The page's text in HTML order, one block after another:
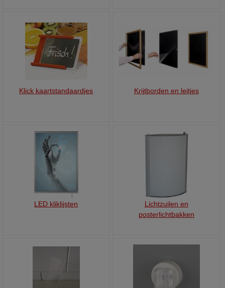
Klick kaartstandaardjes Krijtborden en leitjes
LED kliklijsten
Lichtzuilen en
posterlichtbakken